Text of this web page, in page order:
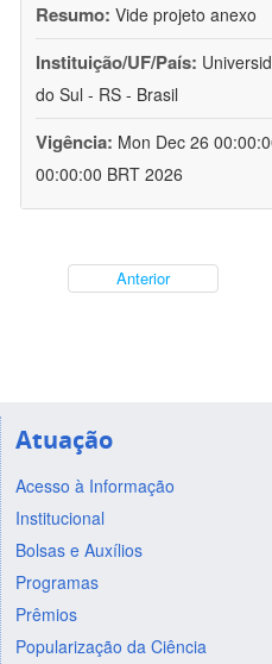
Resumo: Vide projeto anexo
Instituição/UF/País:
do Sul - RS - Brasil
Vigência: Mon Dec 26
00:00:00 BRT 2026
Anterior
Atuação
Acesso à Informação
Institucional
Bolsas e Auxílios
Programas
Prêmios
Popularização da Ciência